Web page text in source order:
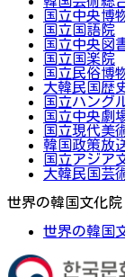
国立中央博
国立国語院
国立中央図
国立国楽院
国立民俗博
大韓民国歴
国立ハング
国立中央劇
国立現代美
韓国政策放
国立アジア
大韓民国芸
世界の韓国文化院
世界の韓国